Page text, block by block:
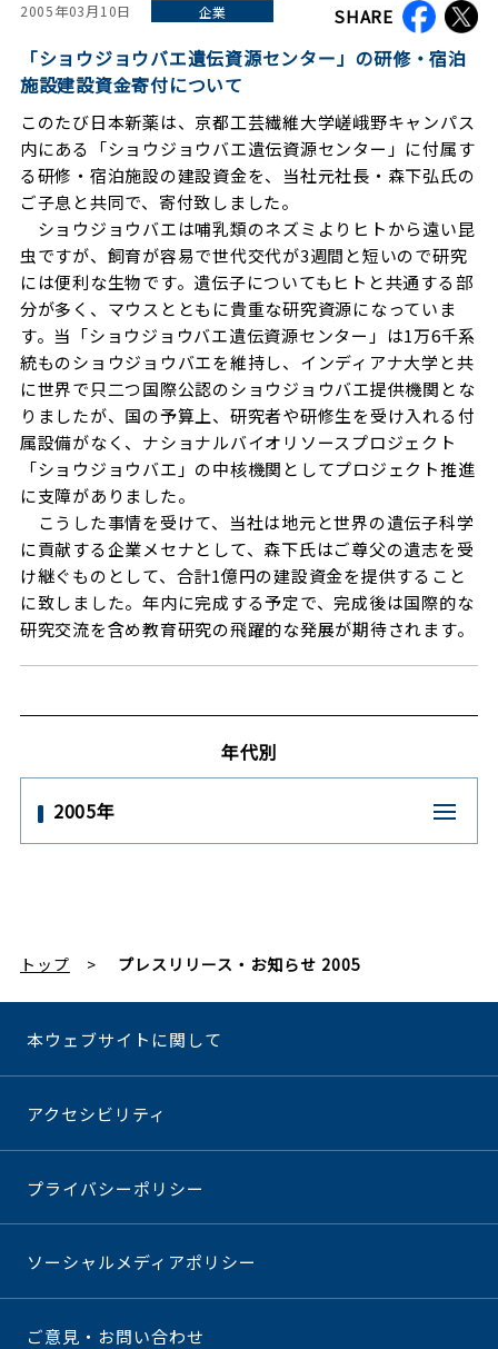
2005年03月10日 企業 SHARE
「ショウジョウバエ遺伝資源センター」の研修・宿泊
施設建設資金寄付について
このたび日本新薬は、京都工芸繊維大学嵯峨野キャンパス
内にある「ショウジョウバエ遺伝資源センター」に付属す
る研修・宿泊施設の建設資金を、当社元社長・森下弘氏の
ご子息と共同で、寄付致しました。
ショウジョウバエは哺乳類のネズミよりヒトから遠い昆
虫ですが、飼育が容易で世代交代が3週間と短いので研究
には便利な生物です。遺伝子についてもヒトと共通する部
分が多く、マウスとともに貴重な研究資源になっていま
す。当「ショウジョウバエ遺伝資源センター」は1万6千系
統ものショウジョウバエを維持し、インディアナ大学と共
に世界で只二つ国際公認のショウジョウバエ提供機関とな
りましたが、国の予算上、研究者や研修生を受け入れる付
属設備がなく、ナショナルバイオリソースプロジェクト
「ショウジョウバエ」の中核機関としてプロジェクト推進
に支障がありました。
こうした事情を受けて、当社は地元と世界の遺伝子科学
に貢献する企業メセナとして、森下氏はご尊父の遺志を受
け継ぐものとして、合計1億円の建設資金を提供すること
に致しました。年内に完成する予定で、完成後は国際的な
研究交流を含め教育研究の飛躍的な発展が期待されます。
年代別
2005年
トップ プレスリリース・お知らせ 2005
本ウェブサイトに関して
アクセシビリティ
プライバシーポリシー
ソーシャルメディアポリシー
ご意見・お問い合わせ